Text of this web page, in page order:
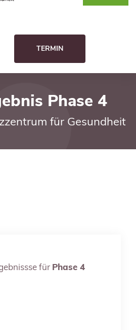
TERMIN
Phase 4
für Gesundheit
für Phase 4